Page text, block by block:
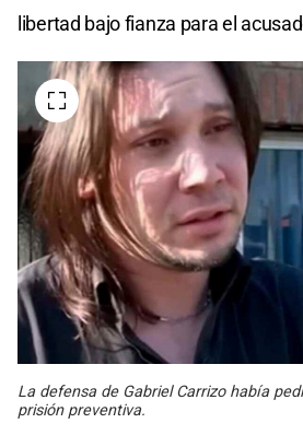
libertad bajo fianza para el
La defensa de Gabriel Carrizo había
prisión preventiva.